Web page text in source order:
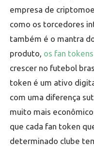
empresa de
como os torcedores
também é o mantra
produto, os fan
crescer no futebol
token é um ativo
com uma diferença
muito mais
que cada fan token
determinado clube